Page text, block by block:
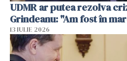
UDMR ar putea rezolva
Grindeanu: "Am fost în
13 IULIE 2026